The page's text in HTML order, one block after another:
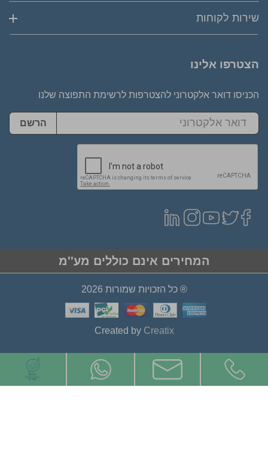
שירות לקוחות
הצטרפו אלינו
הכניסו דואר אלקטרוני להצטרפות לרשימת התפוצה שלנו
הרשם
המחירים אינם כוללים מע''מ
® כל הזכויות שמורות 2026
Created by Creatix